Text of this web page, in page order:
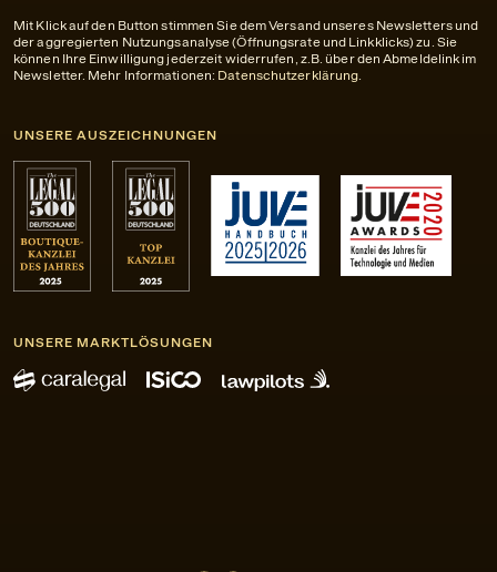
Mit Klick auf den Button stimmen Sie dem Versand unseres Newsletters und
der aggregierten Nutzungsanalyse (Öffnungsrate und Linkklicks) zu. Sie
können Ihre Einwilligung jederzeit widerrufen, z.B. über den Abmeldelink im
Newsletter. Mehr Informationen: Datenschutzerklärung
UNSERE AUSZEICHNUNGEN
UNSERE MARKTLÖSUNGEN